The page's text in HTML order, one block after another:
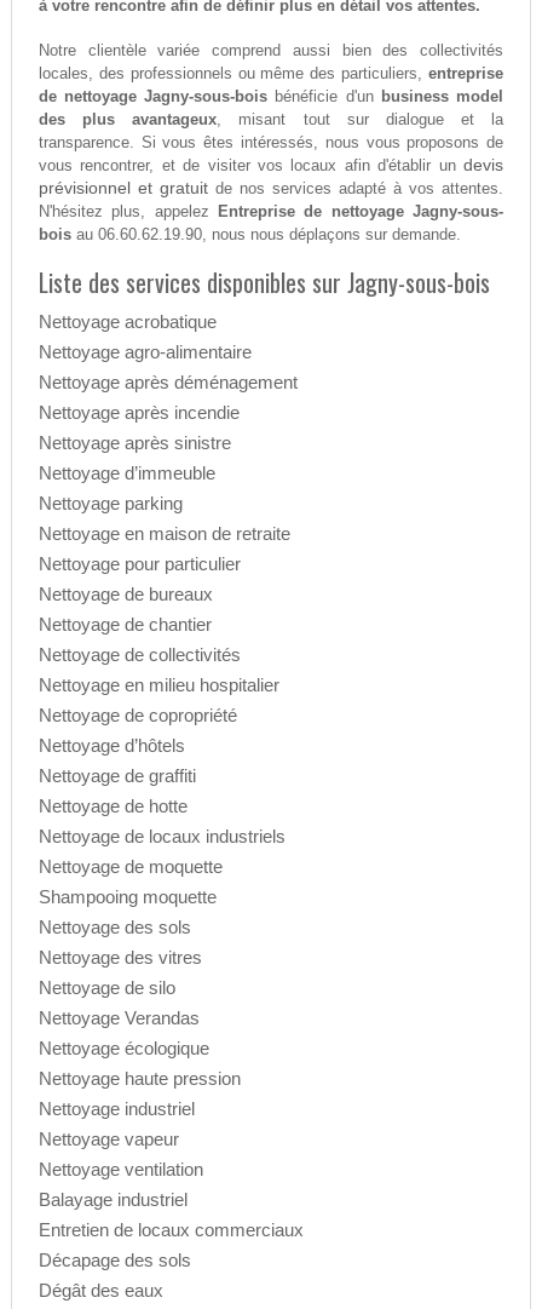
à votre rencontre afin de définir plus en détail vos attentes.
Notre clientèle variée comprend aussi bien des collectivités
locales, des professionnels ou même des particuliers,entreprise
de nettoyage Jagny-sous-bois bénéficie d'un business model
des plus avantageux, misant tout sur dialogue et la
transparence. Si vous êtes intéressés, nous vous proposons de
vous rencontrer, et de visiter vos locaux afin d'établir undevis
prévisionnel et gratuitde nos services adapté à vos attentes.
N'hésitez plus, appelez
Entreprise de nettoyage Jagny-sous-
boisau 06.60.62.19.90, nous nous déplaçons sur demande.
Liste des services disponibles sur Jagny-sous-bois
Nettoyage acrobatique
Nettoyage agro-alimentaire
Nettoyage après déménagement
Nettoyage après incendie
Nettoyage après sinistre
Nettoyage d’immeuble
Nettoyage parking
Nettoyage en maison de retraite
Nettoyage pour particulier
Nettoyage de bureaux
Nettoyage de chantier
Nettoyage de collectivités
Nettoyage en milieu hospitalier
Nettoyage de copropriété
Nettoyage d’hôtels
Nettoyage de graffiti
Nettoyage de hotte
Nettoyage de locaux industriels
Nettoyage de moquette
Shampooing moquette
Nettoyage des sols
Nettoyage des vitres
Nettoyage de silo
Nettoyage Verandas
Nettoyage écologique
Nettoyage haute pression
Nettoyage industriel
Nettoyage vapeur
Nettoyage ventilation
Balayage industriel
Entretien de locaux commerciaux
Décapage des sols
Dégât des eaux